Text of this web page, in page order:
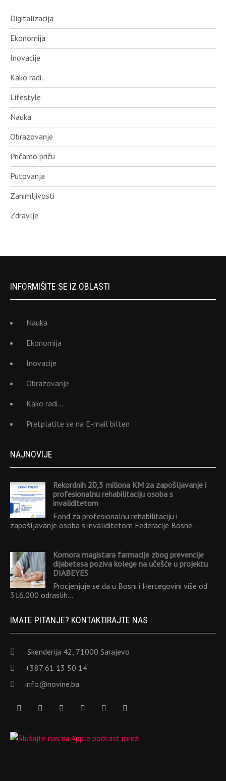
Digitalizacija
Ekonomija
Inovacije
Kako radi…
Lifestyle
Nauka
Obrazovanje
Pričamo priču
Putovanja
Zanimljivosti
Zdravlje
INFORMIŠITE SE IZ OBLASTI
Nauka
Ekonomija
Inovacije
Obrazovanje
Kako radi…
Pretplatite se na E-mail bilten
NAJNOVIJE
Rekordnih 20,3 miliona KM za zapošljavanje i
profesionalnu rehabilitaciju osoba s
invaliditetom
Fond za profesionalnu rehabilitaciju i
zapošljavanje osoba s invaliditetom Federacije Bosne…
Komora magistara farmacije zbog prevencije
dijabetesa poziva kolege na učešće u projektu
DIABEYES
Procjenjuje se da u Bosni i Hercegovini više od
316.000 odraslih…
IMATE PITANJE? KONTAKTIRAJTE NAS
Skenderija 42, 71000 Sarajevo
+387 61 13 50 14
info@novine.ba